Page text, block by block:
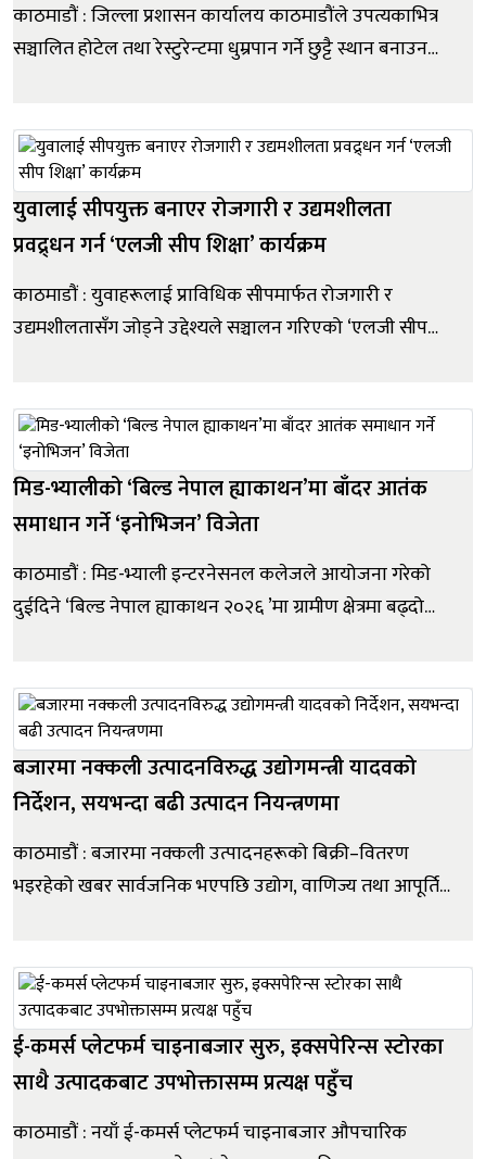
काठमाडौं : जिल्ला प्रशासन कार्यालय काठमाडौंले उपत्यकाभित्र
सञ्चालित होटेल तथा रेस्टुरेन्टमा धुम्रपान गर्ने छुट्टै स्थान बनाउन
कानुनी व्यवस्था कडाइका साथ पालना गर्न निर...
युवालाई सीपयुक्त बनाएर रोजगारी र उद्यमशीलता
प्रवद्र्धन गर्न ‘एलजी सीप शिक्षा’ कार्यक्रम
काठमाडौं : युवाहरूलाई प्राविधिक सीपमार्फत रोजगारी र
उद्यमशीलतासँग जोड्ने उद्देश्यले सञ्चालन गरिएको ‘एलजी सीप
छन् । सोमबार काठमाडौंमा आयोजित कार्यक्रममा एलजी
सिंगापुरका...
मिड-भ्यालीको ‘बिल्ड नेपाल ह्याकाथन’मा बाँदर आतंक
समाधान गर्ने ‘इनोभिजन’ विजेता
काठमाडौं : मिड-भ्याली इन्टरनेसनल कलेजले आयोजना गरेको
दुईदिने ‘बिल्ड नेपाल ह्याकाथन २०२६ ’मा ग्रामीण क्षेत्रमा बढ्दो
टुडे, ट्रान्सफर्म टुमोरो’ ना...
बजारमा नक्कली उत्पादनविरुद्ध उद्योगमन्त्री यादवको
निर्देशन, सयभन्दा बढी उत्पादन नियन्त्रणमा
काठमाडौं : बजारमा नक्कली उत्पादनहरूको बिक्री–वितरण
भइरहेको खबर सार्वजनिक भएपछि उद्योग, वाणिज्य तथा आपूर्ति
दिएको छ । मन्त्री यादवको निर्देशनपछि विभागले बजार अनु...
ई-कमर्स प्लेटफर्म चाइनाबजार सुरु, इक्सपेरिन्स स्टोरका
साथै उत्पादकबाट उपभोक्तासम्म प्रत्यक्ष पहुँच
काठमाडौं : नयाँ ई-कमर्स प्लेटफर्म चाइनाबजार औपचारिक